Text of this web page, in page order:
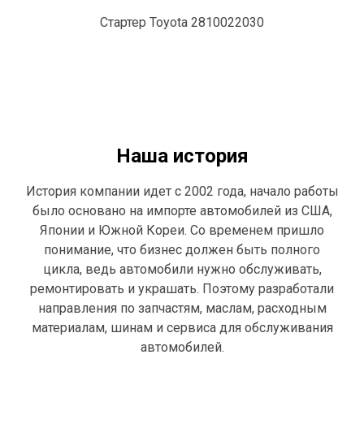
Стартер Toyota 2810022030
Наша история
История компании идет с 2002 года, начало работы
было основано на импорте автомобилей из США,
Японии и Южной Кореи. Со временем пришло
понимание, что бизнес должен быть полного
цикла, ведь автомобили нужно обслуживать,
ремонтировать и украшать. Поэтому разработали
направления по запчастям, маслам, расходным
материалам, шинам и сервиса для обслуживания
автомобилей.